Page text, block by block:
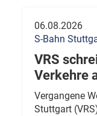
06.08.2026
S-Bahn
VRS
Verkehre
Vergangene
Stuttgart